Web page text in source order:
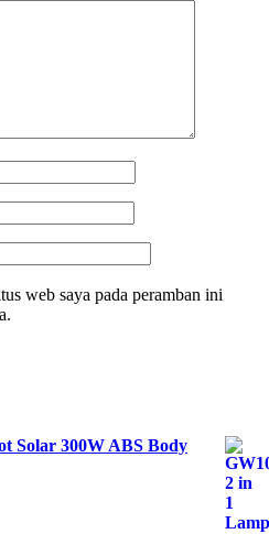
web saya pada peramban ini
Solar 300W ABS Body